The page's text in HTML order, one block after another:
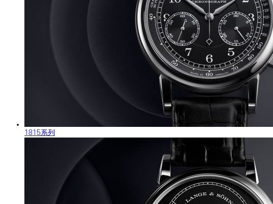
1815系列